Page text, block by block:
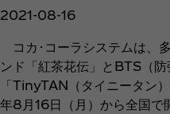
2021-08-16
コカ･コーラシステムは、
ンド「紅茶花伝」とBTS（
「TinyTAN（タイニータン
年8月16日（月）から全国で